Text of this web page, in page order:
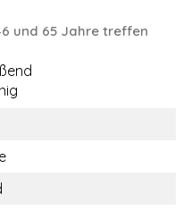
und 65 Jahre treffen